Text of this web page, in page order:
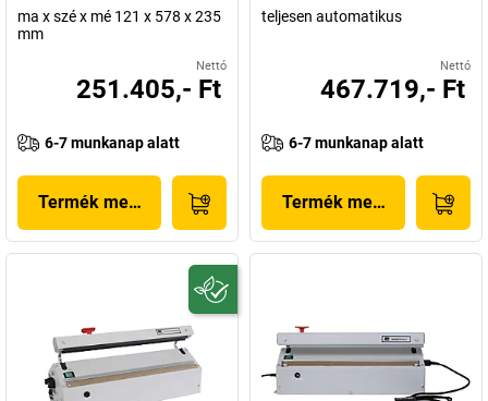
ma x szé x mé 121 x 578 x 235
mm
Nettó
251.405,- Ft
6-7 munkanap alatt
Termék megjelenítése
teljesen automatikus
Nettó
467.719,- Ft
6-7 munkanap alatt
Termék megjelenítése